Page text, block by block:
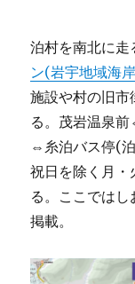
泊村を南北に走
ン(岩宇地域海
施設や村の旧市
る。茂岩温泉
⇔糸泊バス停(
祝日を除く月
る。ここでは
掲載。